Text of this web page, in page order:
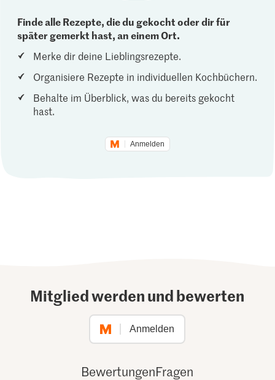
Finde alle Rezepte, die du gekocht oder dir für
später gemerkt hast, an einem Ort.
Merke dir deine Lieblingsrezepte.
Organisiere Rezepte in individuellen Kochbüchern.
Behalte im Überblick, was du bereits gekocht
hast.
Anmelden
Mitglied werden und bewerten
Anmelden
BewertungenFragen